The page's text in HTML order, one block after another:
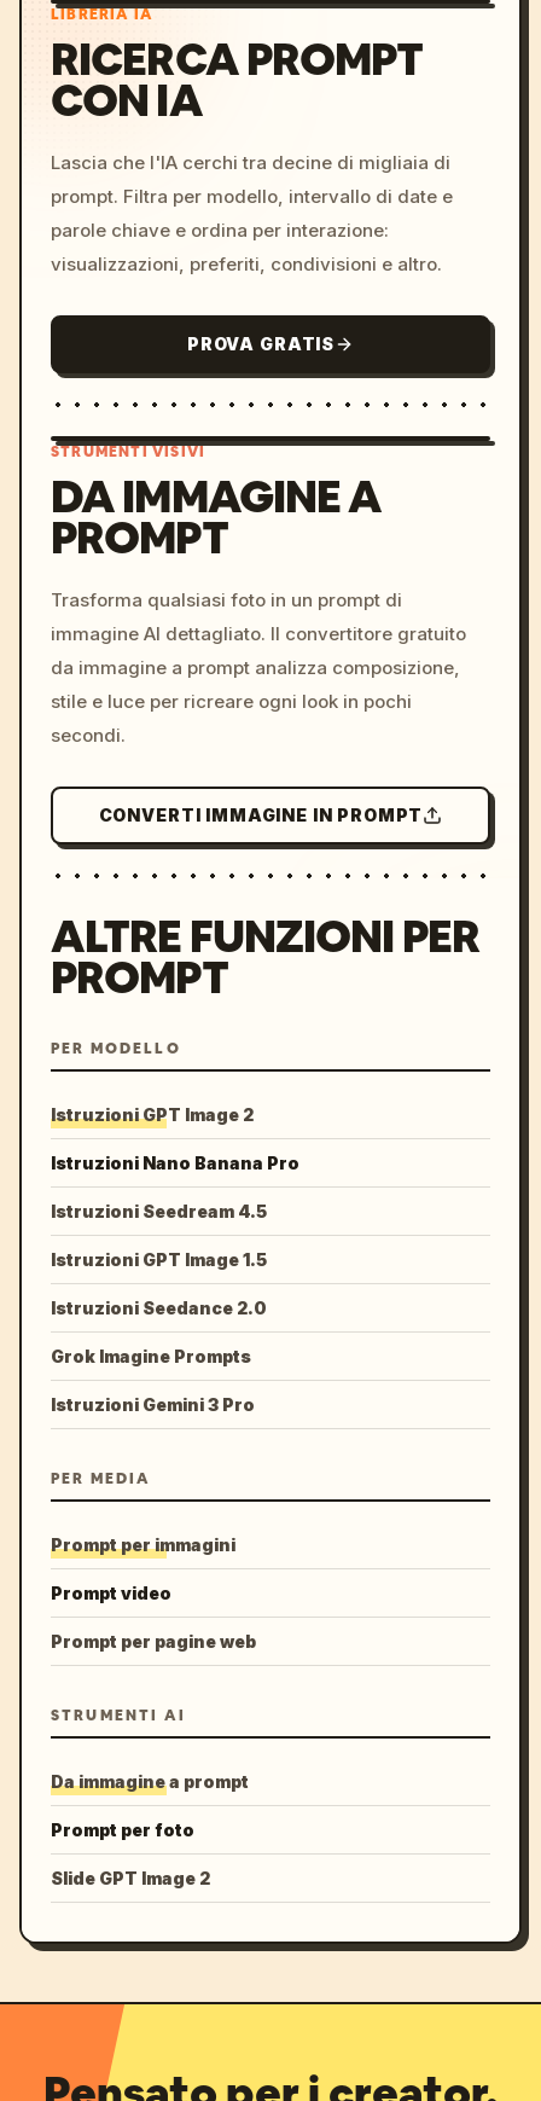
LIBRERIA IA
RICERCA PROMPT
CON IA
Lascia che l'IA cerchi tra decine di migliaia di
prompt. Filtra per modello, intervallo di date e
parole chiave e ordina per interazione:
visualizzazioni, preferiti, condivisioni e altro.
PROVA GRATIS
colors, 8k --v 6.0
STRUMENTI VISIVI
DA IMMAGINE A
PROMPT
Trasforma qualsiasi foto in un prompt di
immagine AI dettagliato. Il convertitore gratuito
da immagine a prompt analizza composizione,
stile e luce per ricreare ogni look in pochi
secondi.
CONVERTI IMMAGINE IN PROMPT
ALTRE FUNZIONI PER
PROMPT
PER MODELLO
Istruzioni GPT Image 2
Istruzioni Nano Banana Pro
Istruzioni Seedream 4.5
Istruzioni GPT Image 1.5
Istruzioni Seedance 2.0
Grok Imagine Prompts
Istruzioni Gemini 3 Pro
PER MEDIA
Prompt per immagini
Prompt video
Prompt per pagine web
STRUMENTI AI
Da immagine a prompt
Prompt per foto
Slide GPT Image 2